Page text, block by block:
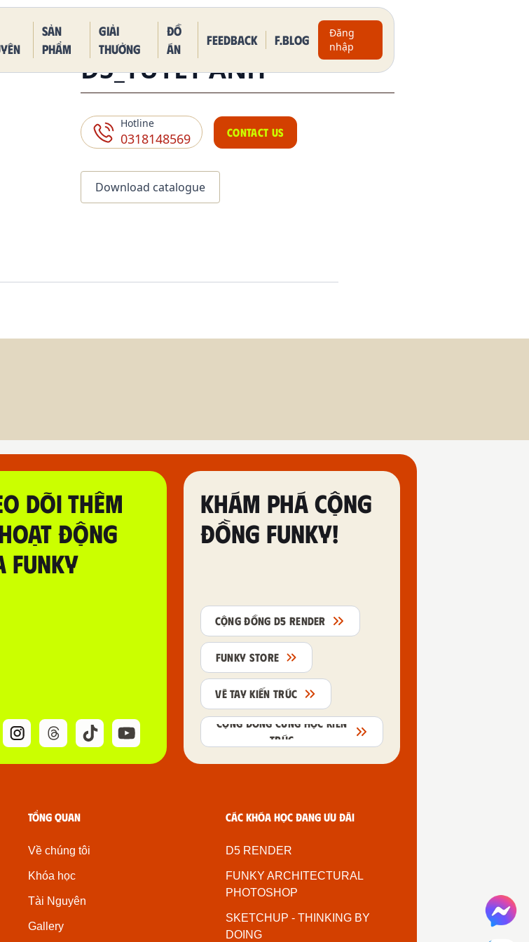
Sản
phẩm
Giải
thưởng
Đồ
án
Feedback F.BLOG
Đăng
nhập
Form
D5_TUYET ANH
Hotline
0318148569 CONTACT US
Download catalogue
DÕI THÊM
ĐỘNG
FUNKY
KHÁM PHÁ CỘNG
ĐỒNG FUNKY!
CỘNG ĐỒNG D5 RENDER
FUNKY STORE
VẼ TAY KIẾN TRÚC
CỘNG ĐỒNG CÙNG HỌC KIẾN
TRÚC
Tổng quan
Về chúng tôi
Khóa học
Tài Nguyên
Gallery
Các khóa học đang ưu đãi
D5 RENDER
FUNKY ARCHITECTURAL
PHOTOSHOP
SKETCHUP - THINKING BY
DOING